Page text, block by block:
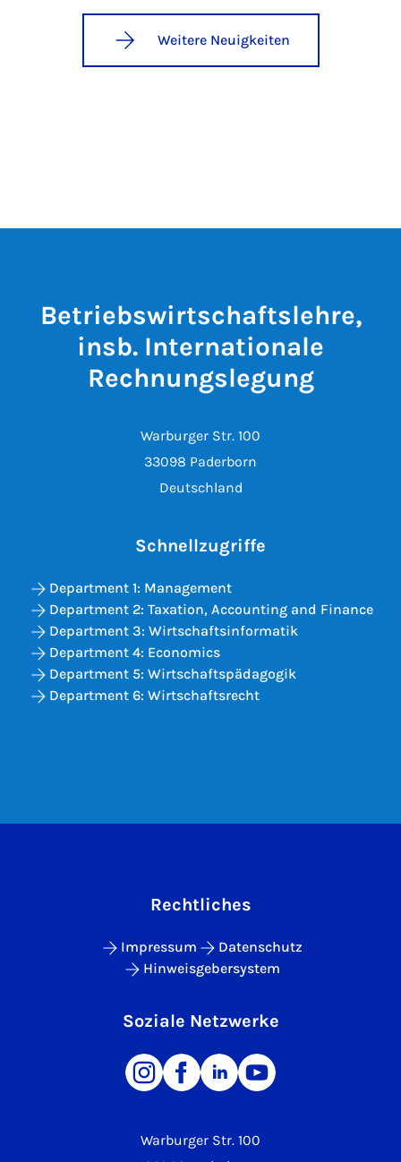
Weitere Neuigkeiten
Betriebswirtschaftslehre,
insb. Internationale
Rechnungslegung
Warburger Str. 100
33098 Paderborn
Deutschland
Schnellzugriffe
Department 1: Management
Department 2: Taxation, Accounting and Finance
Department 3: Wirtschaftsinformatik
Department 4: Economics
Department 5: Wirtschaftspädagogik
Department 6: Wirtschaftsrecht
Warburger Str. 100
Rechtliches
Impressum
Datenschutz
Hinweisgebersystem
Soziale Netzwerke